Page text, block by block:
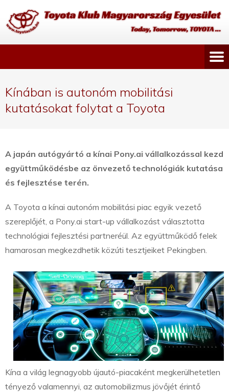
Kínában is autonóm mobilitási
kutatásokat folytat a Toyota
A japán autógyártó a kínai Pony.ai vállalkozással kezd
együttműködésbe az önvezető technológiák kutatása
és fejlesztése terén.
A Toyota a kínai autonóm mobilitási piac egyik vezető
szereplőjét, a Pony.ai start-up vállalkozást választotta
technológiai fejlesztési partneréül. Az együttműködő felek
hamarosan megkezdhetik közúti tesztjeiket Pekingben.
Kína a világ legnagyobb újautó-piacaként megkerülhetetlen
tényező valamennyi, az automobilizmus jövőjét érintő